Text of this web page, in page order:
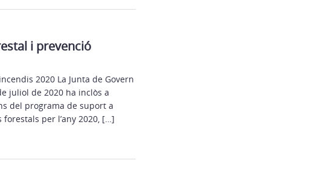
i prevenció
2020 La Junta de Govern
juliol de 2020 ha inclòs a
del programa de suport a
per l’any 2020, […]